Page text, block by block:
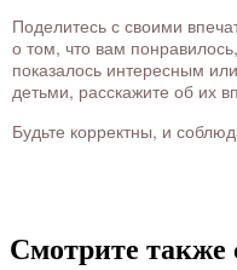
Поделитесь с своими
о том, что вам
показалось интересным
детьми, расскажите об их
Будьте корректны, и
Смотрите также